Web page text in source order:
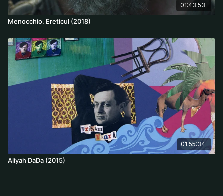
01:43:53
Menocchio. Ereticul (2018)
01:55:34
Aliyah DaDa (2015)